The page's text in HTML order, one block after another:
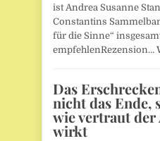
ist Andrea Susanne
Constantins
für die Sinne“
empfehlenRezension…
Das
nicht das Ende,
wie vertraut der
wirkt